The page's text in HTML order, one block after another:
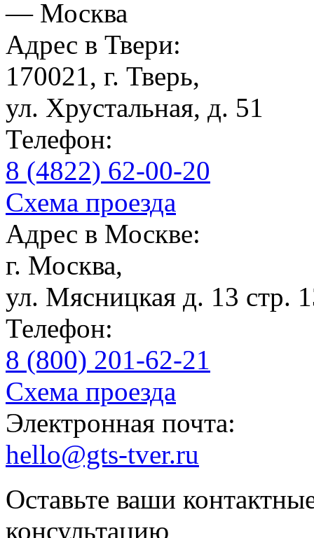
— Москва
Адрес в Твери:
170021, г. Тверь,
ул. Хрустальная, д. 51
Телефон:
8 (4822) 62-00-20
Схема проезда
Адрес в Москве:
г. Москва,
ул. Мясницкая д. 13 стр.
Телефон:
8 (800) 201-62-21
Схема проезда
Электронная почта:
hello@gts-tver.ru
Оставьте ваши
консультацию